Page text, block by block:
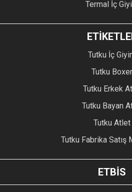
Termal İç
Tutku İç
Tutku Boxer
Tutku Erkek
Tutku Bayan
Tutku Atlet
Tutku Fabrika Satış
ETBİS